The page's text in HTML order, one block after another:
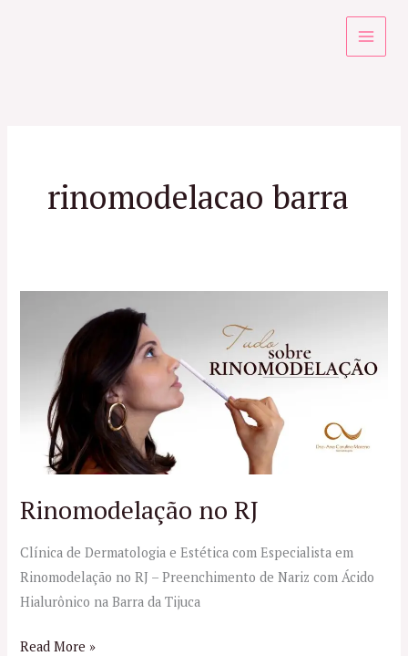
rinomodelacao barra
Rinomodelação no RJ
Clínica de Dermatologia e Estética com Especialista em
Rinomodelação no RJ – Preenchimento de Nariz com Ácido
Hialurônico na Barra da Tijuca
Read More »